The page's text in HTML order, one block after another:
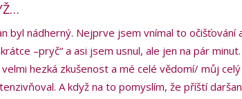
byl nádherný. Nejprve jsem vnímal to očišťování
–pryč“ a asi jsem usnul, ale jen na pár
hezká zkušenost a mé celé vědomí/ můj
A když na to pomyslím, že příští